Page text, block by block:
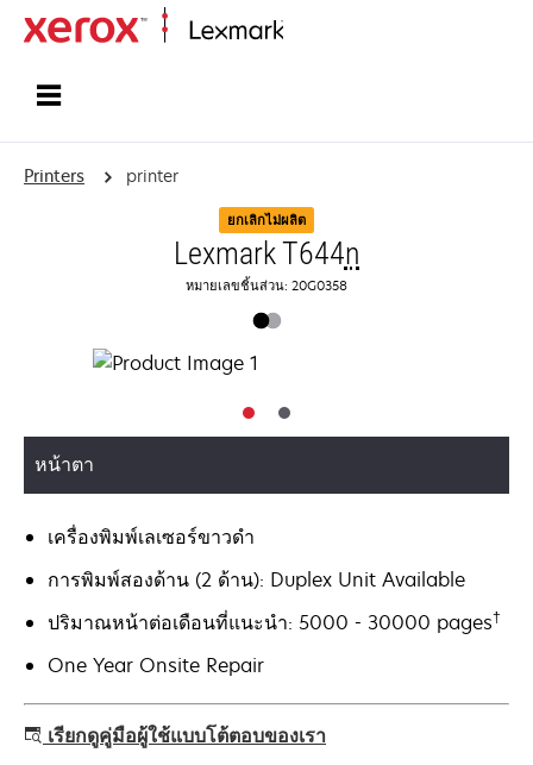
Printers printer
ยกเลิกไม่ผลิต
Lexmark T644n
หมายเลขชิ้นส่วน: 20G0358
หน้าตา
เครื่องพิมพ์เลเซอร์ขาวดำ
การพิมพ์สองด้าน (2 ด้าน): Duplex Unit Available
ปริมาณหน้าต่อเดือนที่แนะนำ: 5000 - 30000 pages†
One Year Onsite Repair
เรียกดูคู่มือผู้ใช้แบบโต้ตอบของเรา